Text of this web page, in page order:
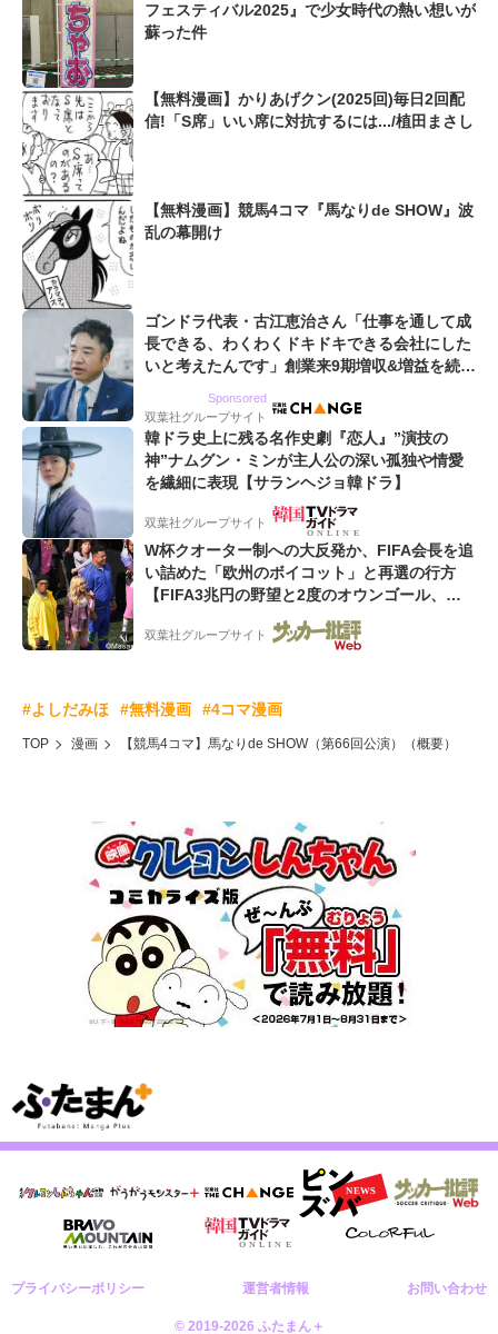
フェスティバル2025』で少女時代の熱い想いが
蘇った件
【無料漫画】かりあげクン(2025回)毎日2回配
信!「S席」いい席に対抗するには.../植田まさし
【無料漫画】競馬4コマ『馬なりde SHOW』波
乱の幕開け
ゴンドラ代表・古江恵治さん「仕事を通して成
長できる、わくわくドキドキできる会社にした
いと考えたんです」創業来9期増収&増益を続け
Sponsored
双葉社グループサイト
韓ドラ史上に残る名作史劇『恋人』”演技の
神”ナムグン・ミンが主人公の深い孤独や情愛
を繊細に表現【サランヘジョ韓ドラ】
双葉社グループサイト
W杯クオーター制への大反発か、FIFA会長を追
い詰めた「欧州のボイコット」と再選の行方
【FIFA3兆円の野望と2度のオウンゴール、来
双葉社グループサイト
#よしだみほ #無料漫画 #4コマ漫画
TOP 漫画 【競馬4コマ】馬なりde SHOW（第66回公演）（概要）
プライバシーポリシー 運営者情報 お問い合わせ
© 2019-2026 ふたまん＋